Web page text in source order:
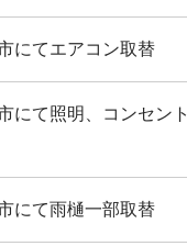
にてエアコン取替
にて照明、コンセント
にて雨樋一部取替